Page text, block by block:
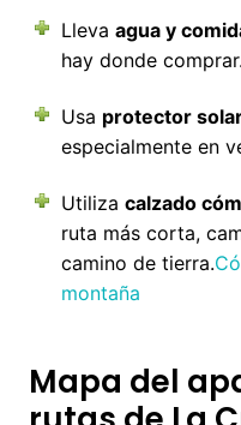
Lleva agua y
hay donde comprar.
Usa protector
especialmente en
Utiliza calzado
ruta más corta,
camino de tierra.
montaña
Mapa del